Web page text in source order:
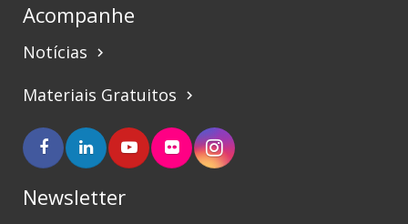
Acompanhe
Notícias keyboard_arrow_right
Materiais Gratuitos keyboard_arrow_right
Newsletter